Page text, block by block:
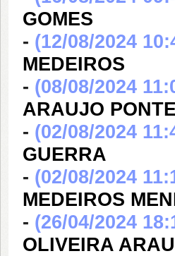
GOMES
- (12/08/2024
MEDEIROS
- (08/08/2024
ARAUJO
- (02/08/2024
GUERRA
- (02/08/2024
MEDEIROS
- (26/04/2024
OLIVEIRA